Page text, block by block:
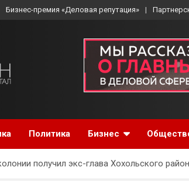
Бизнес-премия «Деловая репутация»
Политика Бизнес
получил экс-глава Хохольского